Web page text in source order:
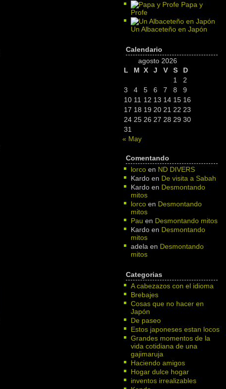
Papa y
Profe
Un Albaceteño en Japón
Calendario
agosto 2026
L
M X J V S
D
1
2
3
4 5 6 7 8
9
10 11 12 13 14 15 16
17 18 19 20 21 22 23
24 25 26 27 28 29 30
31
« May
Comentando
lorco en ND DIVERS
Kardo en De visita a Sabah
Kardo en Desmontando
mitos
lorco en Desmontando
mitos
Pau en Desmontando mitos
Kardo en Desmontando
mitos
adela en Desmontando
mitos
Categorias
A cabezazos con el idioma
Brebajes
Cosas que no hacer en
Japón
De paseo
Estos japoneses estan locos
Grandes momentos de la
vida cotidiana de una
gajimaruja
Haciendo amigos
Hogar dulce hogar
inventos irrealizables